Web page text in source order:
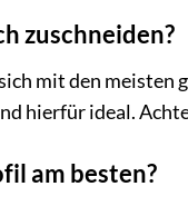
zuschneiden?
mit den
hierfür ideal.
am besten?